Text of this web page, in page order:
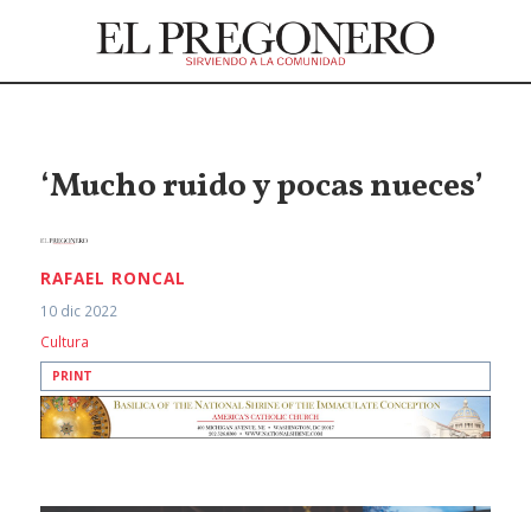
‘Mucho ruido y pocas nueces’
RAFAEL RONCAL
10 dic 2022
Cultura
PRINT